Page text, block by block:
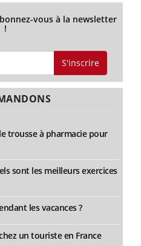
vous à la newsletter
!
S'inscrire
trousse à pharmacie pour
sont les meilleurs exercices
les vacances ?
un touriste en France